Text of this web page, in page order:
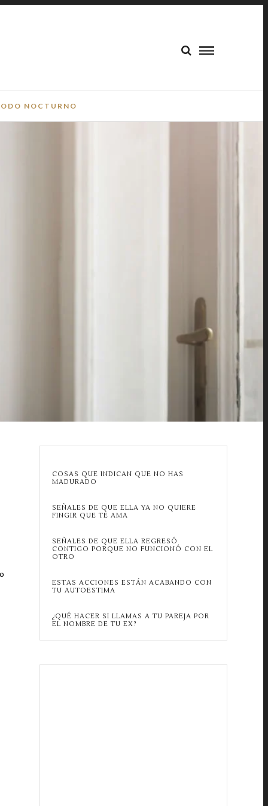
NOCTURNO
COSAS QUE INDICAN QUE NO HAS
MADURADO
SEÑALES DE QUE ELLA YA NO QUIERE
FINGIR QUE TE AMA
SEÑALES DE QUE ELLA REGRESÓ
CONTIGO PORQUE NO FUNCIONÓ CON EL
OTRO
ESTAS ACCIONES ESTÁN ACABANDO CON
TU AUTOESTIMA
¿QUÉ HACER SI LLAMAS A TU PAREJA POR
EL NOMBRE DE TU EX?